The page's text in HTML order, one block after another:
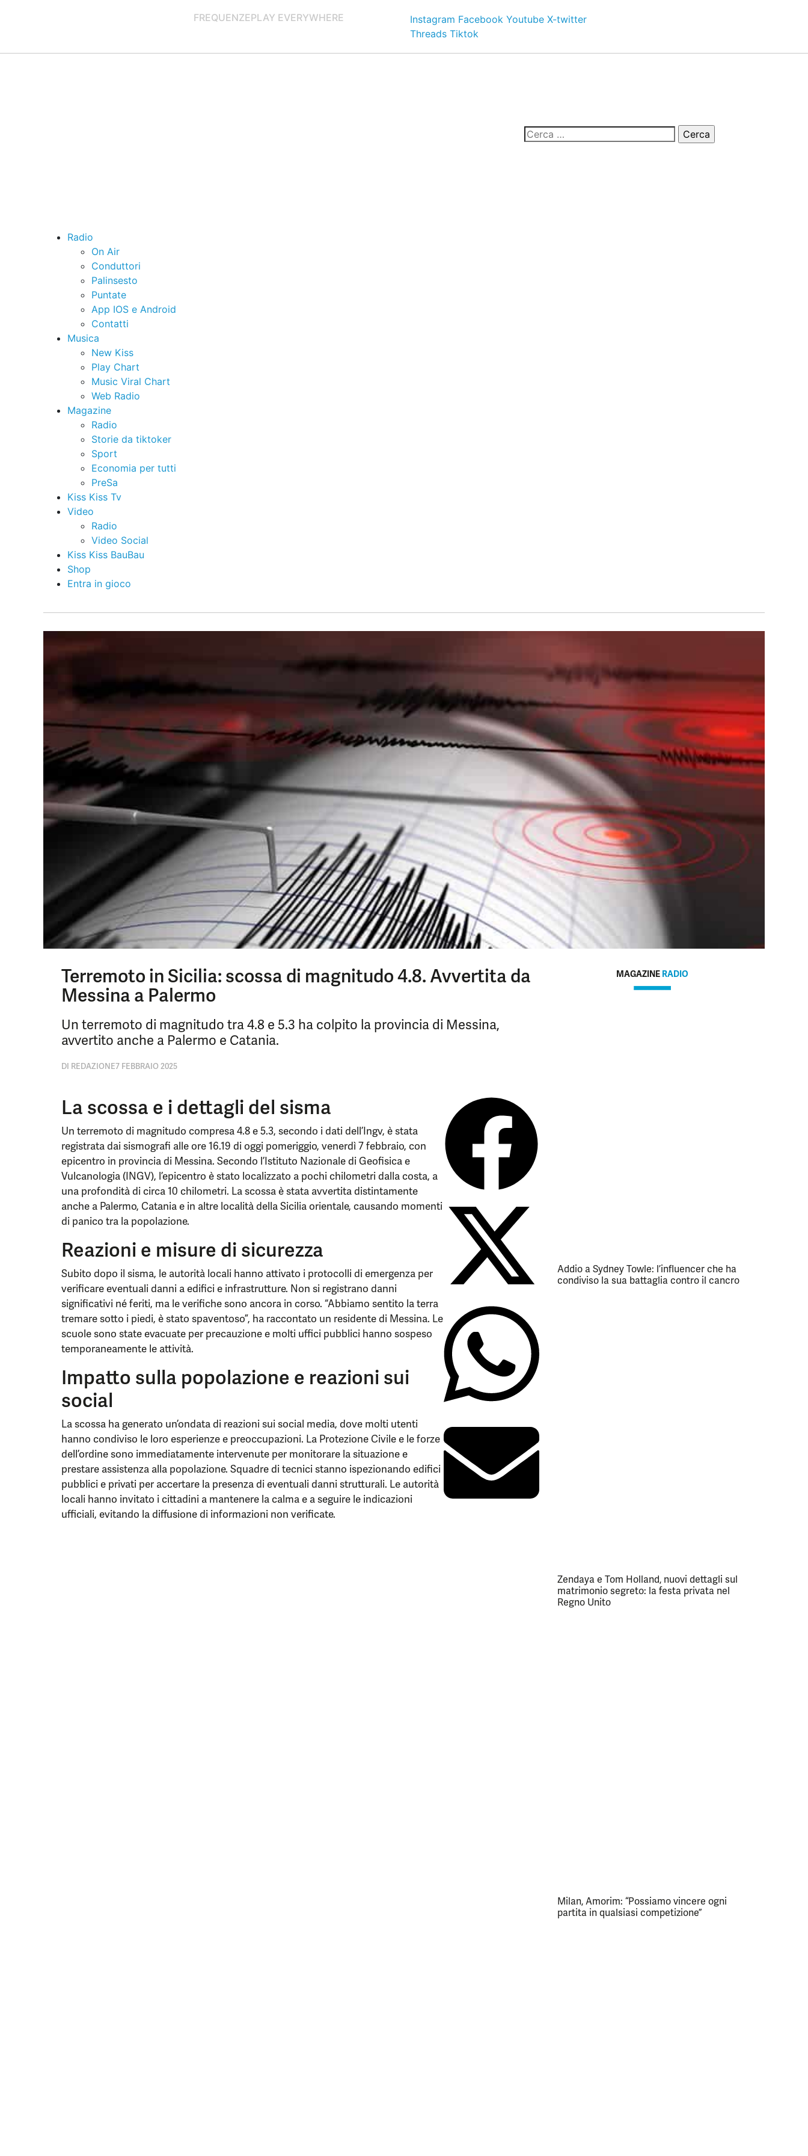
FREQUENZEPLAY EVERYWHERE Instagram Facebook Youtube X-twitter
Threads Tiktok
Radio
On Air
Conduttori
Palinsesto
Puntate
App IOS e Android
Contatti
Musica
New Kiss
Play Chart
Music Viral Chart
Web Radio
Magazine
Radio
Storie da tiktoker
Sport
Economia per tutti
PreSa
Kiss Kiss Tv
Video
Radio
Video Social
Kiss Kiss BauBau
Shop
Entra in gioco
Terremoto in Sicilia: scossa di magnitudo 4.8. Avvertita da
Messina a Palermo
Un terremoto di magnitudo tra 4.8 e 5.3 ha colpito la provincia di Messina,
avvertito anche a Palermo e Catania.
DI REDAZIONE7 FEBBRAIO 2025
La scossa e i dettagli del sisma
Un terremoto di magnitudo compresa 4.8 e 5.3, secondo i dati dell’Ingv, è stata
registrata dai sismografi alle ore 16.19 di oggi pomeriggio, venerdì 7 febbraio, con
epicentro in provincia di Messina. Secondo l’Istituto Nazionale di Geofisica e
Vulcanologia (INGV), l’epicentro è stato localizzato a pochi chilometri dalla costa, a
una profondità di circa 10 chilometri. La scossa è stata avvertita distintamente
anche a Palermo, Catania e in altre località della Sicilia orientale, causando momenti
di panico tra la popolazione.
Reazioni e misure di sicurezza
Subito dopo il sisma, le autorità locali hanno attivato i protocolli di emergenza per
verificare eventuali danni a edifici e infrastrutture. Non si registrano danni
significativi né feriti, ma le verifiche sono ancora in corso. “Abbiamo sentito la terra
tremare sotto i piedi, è stato spaventoso”, ha raccontato un residente di Messina. Le
scuole sono state evacuate per precauzione e molti uffici pubblici hanno sospeso
temporaneamente le attività.
Impatto sulla popolazione e reazioni sui
social
La scossa ha generato un’ondata di reazioni sui social media, dove molti utenti
hanno condiviso le loro esperienze e preoccupazioni. La Protezione Civile e le forze
dell’ordine sono immediatamente intervenute per monitorare la situazione e
prestare assistenza alla popolazione. Squadre di tecnici stanno ispezionando edifici
pubblici e privati per accertare la presenza di eventuali danni strutturali. Le autorità
locali hanno invitato i cittadini a mantenere la calma e a seguire le indicazioni
ufficiali, evitando la diffusione di informazioni non verificate.
MAGAZINE RADIO
Addio a Sydney Towle: l’influencer che ha
condiviso la sua battaglia contro il cancro
Zendaya e Tom Holland, nuovi dettagli sul
matrimonio segreto: la festa privata nel
Regno Unito
Milan, Amorim: “Possiamo vincere ogni
partita in qualsiasi competizione”